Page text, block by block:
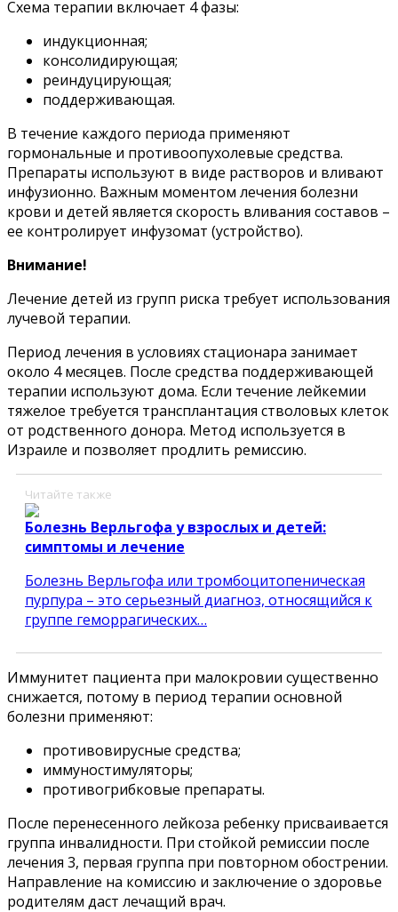
Схема терапии включает 4 фазы:
индукционная;
консолидирующая;
реиндуцирующая;
поддерживающая.
В течение каждого периода применяют
гормональные и противоопухолевые средства.
Препараты используют в виде растворов и вливают
инфузионно. Важным моментом лечения болезни
крови и детей является скорость вливания составов –
ее контролирует инфузомат (устройство).
Внимание!
Лечение детей из групп риска требует использования
лучевой терапии.
Период лечения в условиях стационара занимает
около 4 месяцев. После средства поддерживающей
терапии используют дома. Если течение лейкемии
тяжелое требуется трансплантация стволовых клеток
от родственного донора. Метод используется в
Израиле и позволяет продлить ремиссию.
Читайте также
Болезнь Верльгофа у взрослых и детей:
симптомы и лечение
Болезнь Верльгофа или тромбоцитопеническая
пурпура – это серьезный диагноз, относящийся к
группе геморрагических…
Иммунитет пациента при малокровии существенно
снижается, потому в период терапии основной
болезни применяют:
противовирусные средства;
иммуностимуляторы;
противогрибковые препараты.
После перенесенного лейкоза ребенку присваивается
группа инвалидности. При стойкой ремиссии после
лечения 3, первая группа при повторном обострении.
Направление на комиссию и заключение о здоровье
родителям даст лечащий врач.